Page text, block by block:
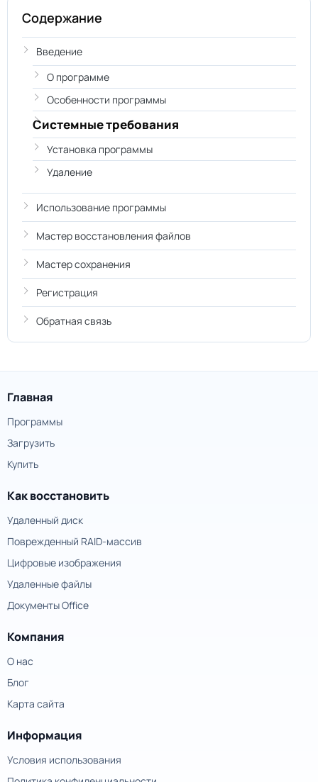
Содержание
Введение
О программе
Особенности программы
Системные требования
Установка программы
Удаление
Использование программы
Мастер восстановления файлов
Мастер сохранения
Регистрация
Обратная связь
Главная
Программы
Загрузить
Купить
Как восстановить
Удаленный диск
Поврежденный RAID-массив
Цифровые изображения
Удаленные файлы
Документы Office
Компания
О нас
Блог
Карта сайта
Информация
Условия использования